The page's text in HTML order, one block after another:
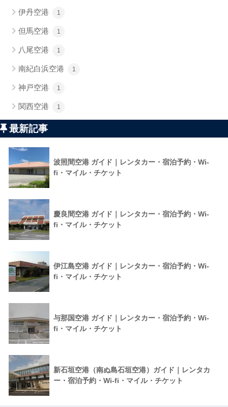
伊丹空港 1
但馬空港 1
八尾空港 1
南紀白浜空港 1
神戸空港 1
関西空港 1
最新記事
波照間空港 ガイド｜レンタカー・宿泊予約・Wi-
fi・マイル・チケット
慶良間空港 ガイド｜レンタカー・宿泊予約・Wi-
fi・マイル・チケット
伊江島空港 ガイド｜レンタカー・宿泊予約・Wi-
fi・マイル・チケット
与那国空港 ガイド｜レンタカー・宿泊予約・Wi-
fi・マイル・チケット
新石垣空港（南ぬ島石垣空港）ガイド｜レンタカ
ー・宿泊予約・Wi-fi・マイル・チケット